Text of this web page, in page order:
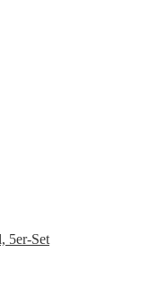
5er-Set